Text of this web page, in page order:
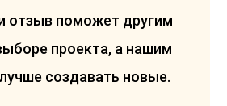
отзыв поможет другим
проекта, а нашим
создавать новые.